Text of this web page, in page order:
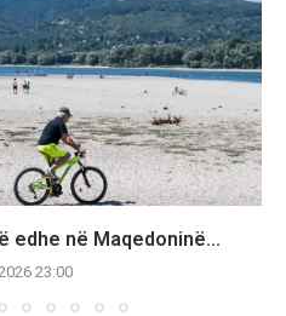
edhe në Maqedoninë...
23:00